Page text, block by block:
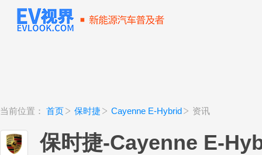
当前位置： 首页 保时捷 Cayenne E-Hybrid 资讯
保时捷-Cayenne E-